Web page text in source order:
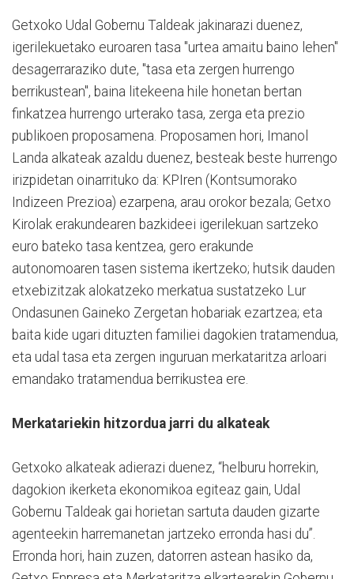
Getxoko Udal Gobernu Taldeak jakinarazi duenez,
igerilekuetako euroaren tasa "urtea amaitu baino lehen"
desagerraraziko dute, "tasa eta zergen hurrengo
berrikustean", baina litekeena hile honetan bertan
finkatzea hurrengo urterako tasa, zerga eta prezio
publikoen proposamena. Proposamen hori, Imanol
Landa alkateak azaldu duenez, besteak beste hurrengo
irizpidetan oinarrituko da: KPIren (Kontsumorako
Indizeen Prezioa) ezarpena, arau orokor bezala; Getxo
Kirolak erakundearen bazkideei igerilekuan sartzeko
euro bateko tasa kentzea, gero erakunde
autonomoaren tasen sistema ikertzeko; hutsik dauden
etxebizitzak alokatzeko merkatua sustatzeko Lur
Ondasunen Gaineko Zergetan hobariak ezartzea; eta
baita kide ugari dituzten familiei dagokien tratamendua,
eta udal tasa eta zergen inguruan merkataritza arloari
emandako tratamendua berrikustea ere.
Merkatariekin hitzordua jarri du alkateak
Getxoko alkateak adierazi duenez, “helburu horrekin,
dagokion ikerketa ekonomikoa egiteaz gain, Udal
Gobernu Taldeak gai horietan sartuta dauden gizarte
agenteekin harremanetan jartzeko erronda hasi du”.
Erronda hori, hain zuzen, datorren astean hasiko da,